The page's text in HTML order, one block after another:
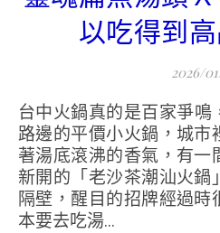
以吃得到
2026/
台中火鍋真的是百家爭鳴，從奢華的精品火鍋到
路邊的平價小火鍋，城市
著湯底滾沸的香氣，有
新開的「老沙茶潮汕火鍋
隔壁，醒目的招牌經過時
本要去吃湯...